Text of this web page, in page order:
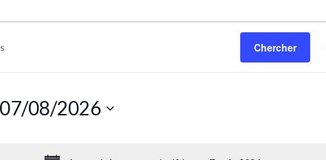
Chercher
07/08/2026